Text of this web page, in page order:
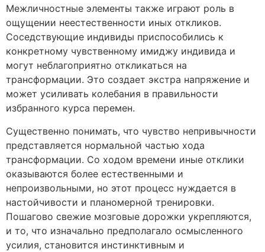
Межличностные элементы также играют роль в
ощущении неестественности иных откликов.
Соседствующие индивиды приспособились к
конкретному чувственному имиджу индивида и
могут неблагоприятно откликаться на
трансформации. Это создает экстра напряжение и
может усиливать колебания в правильности
избранного курса перемен.
Существенно понимать, что чувство непривычности
представляется нормальной частью хода
трансформации. Со ходом времени иные отклики
оказываются более естественными и
непроизвольными, но этот процесс нуждается в
настойчивости и планомерной тренировки.
Пошагово свежие мозговые дорожки укрепляются,
и то, что изначально предполагало осмысленного
усилия, становится инстинктивным и